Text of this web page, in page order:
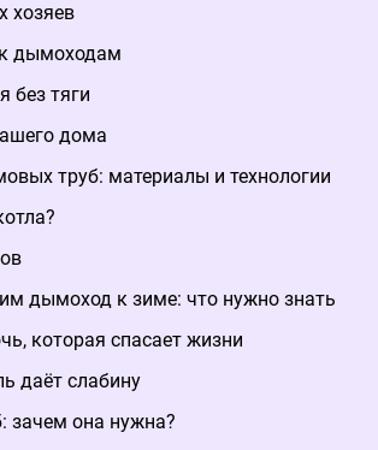
хозяев
дымоходам
без тяги
дома
труб: материалы и технологии
дымоход к зиме: что нужно знать
которая спасает жизни
даёт слабину
зачем она нужна?